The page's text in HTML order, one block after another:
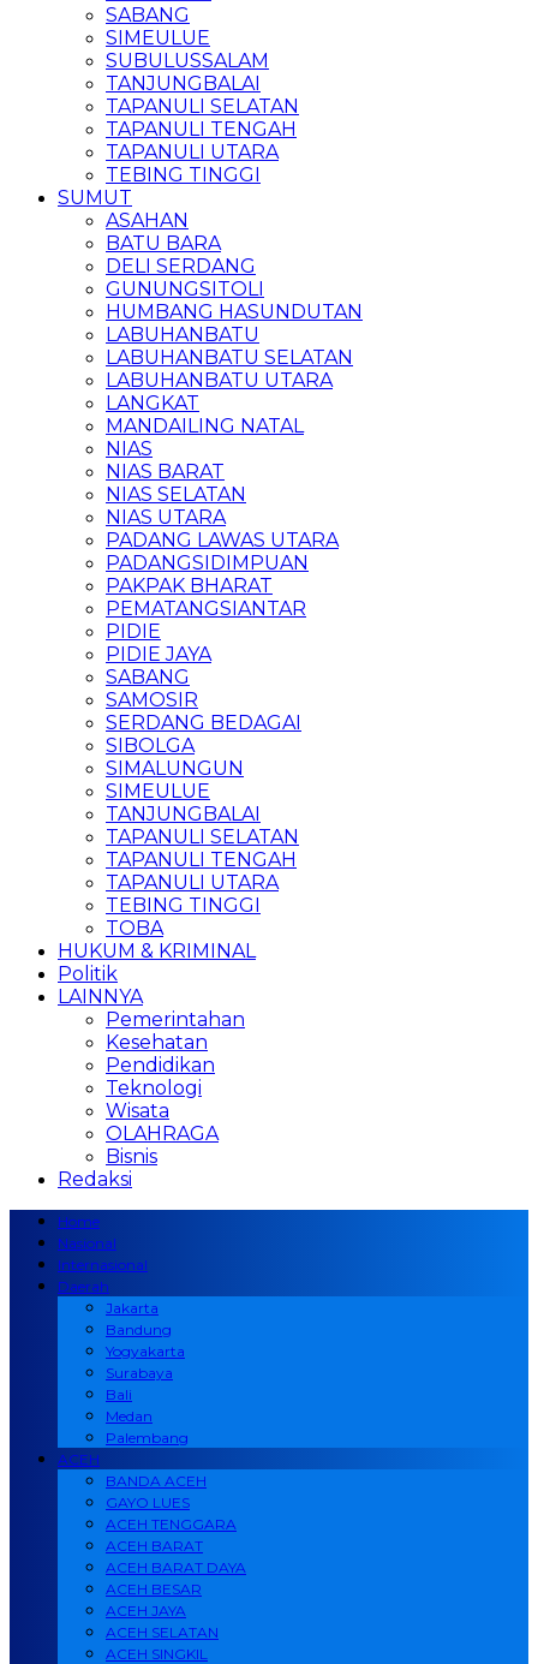
SABANG
SIMEULUE
SUBULUSSALAM
TANJUNGBALAI
TAPANULI SELATAN
TAPANULI TENGAH
TAPANULI UTARA
TEBING TINGGI
SUMUT
ASAHAN
BATU BARA
DELI SERDANG
GUNUNGSITOLI
HUMBANG HASUNDUTAN
LABUHANBATU
LABUHANBATU SELATAN
LABUHANBATU UTARA
LANGKAT
MANDAILING NATAL
NIAS
NIAS BARAT
NIAS SELATAN
NIAS UTARA
PADANG LAWAS UTARA
PADANGSIDIMPUAN
PAKPAK BHARAT
PEMATANGSIANTAR
PIDIE
PIDIE JAYA
SABANG
SAMOSIR
SERDANG BEDAGAI
SIBOLGA
SIMALUNGUN
SIMEULUE
TANJUNGBALAI
TAPANULI SELATAN
TAPANULI TENGAH
TAPANULI UTARA
TEBING TINGGI
TOBA
HUKUM & KRIMINAL
Politik
LAINNYA
Pemerintahan
Kesehatan
Pendidikan
Teknologi
Wisata
OLAHRAGA
Bisnis
Redaksi
Home
Nasional
Internasional
Daerah
Jakarta
Bandung
Yogyakarta
Surabaya
Bali
Medan
Palembang
ACEH
BANDA ACEH
GAYO LUES
ACEH TENGGARA
ACEH BARAT
ACEH BARAT DAYA
ACEH BESAR
ACEH JAYA
ACEH SELATAN
ACEH SINGKIL